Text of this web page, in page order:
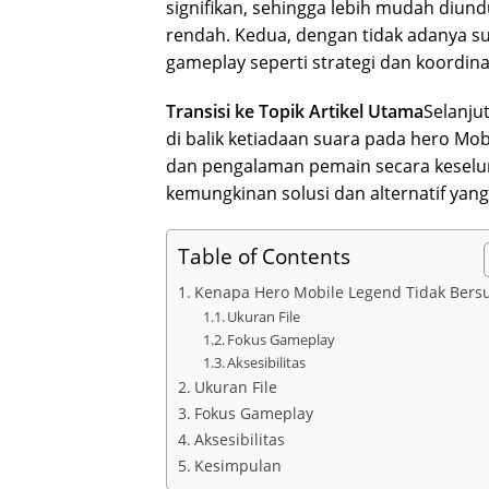
signifikan, sehingga lebih mudah
rendah. Kedua, dengan tidak adanya
gameplay seperti strategi dan
Transisi ke Topik Artikel Utama
di balik ketiadaan suara pada hero
dan pengalaman pemain secara
kemungkinan solusi dan alternatif
Table of Contents
Kenapa Hero Mobile Legend Tidak
Ukuran File
Fokus Gameplay
Aksesibilitas
Ukuran File
Fokus Gameplay
Aksesibilitas
Kesimpulan